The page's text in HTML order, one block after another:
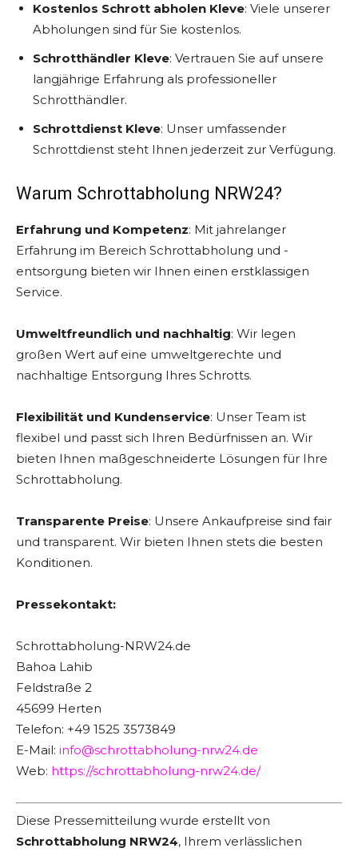
Kostenlos Schrott abholen Kleve: Viele unserer
Abholungen sind für Sie kostenlos.
Schrotthändler Kleve: Vertrauen Sie auf unsere
langjährige Erfahrung als professioneller
Schrotthändler.
Schrottdienst Kleve: Unser umfassender
Schrottdienst steht Ihnen jederzeit zur Verfügung.
Warum Schrottabholung NRW24?
Erfahrung und Kompetenz: Mit jahrelanger
Erfahrung im Bereich Schrottabholung und -
entsorgung bieten wir Ihnen einen erstklassigen
Service.
Umweltfreundlich und nachhaltig: Wir legen
großen Wert auf eine umweltgerechte und
nachhaltige Entsorgung Ihres Schrotts.
Flexibilität und Kundenservice: Unser Team ist
flexibel und passt sich Ihren Bedürfnissen an. Wir
bieten Ihnen maßgeschneiderte Lösungen für Ihre
Schrottabholung.
Transparente Preise: Unsere Ankaufpreise sind fair
und transparent. Wir bieten Ihnen stets die besten
Konditionen.
Pressekontakt:
Schrottabholung-NRW24.de
Bahoa Lahib
Feldstraße 2
45699 Herten
Telefon: +49 1525 3573849
E-Mail: info@schrottabholung-nrw24.de
Web: https://schrottabholung-nrw24.de/
Diese Pressemitteilung wurde erstellt von
Schrottabholung NRW24, Ihrem verlässlichen